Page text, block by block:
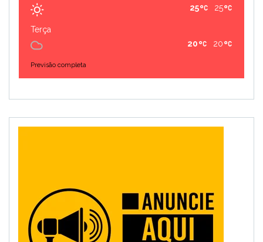
25
25
Terça
20
20
Previsão completa